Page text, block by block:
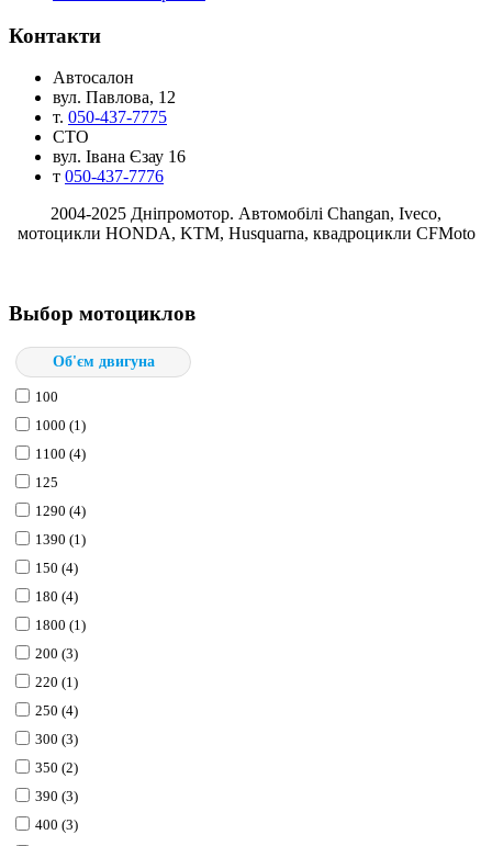
Контакти
Автосалон
вул. Павлова, 12
т. 050-437-7775
СТО
вул. Івана Єзау 16
т 050-437-7776
2004-2025 Днiпромотор. Автомобілі Changan, Iveco,
мотоцикли HONDA, KTM, Husquarna, квадроцикли CFMoto
Выбор мотоциклов
Об'єм двигуна
100
1000 (1)
1100 (4)
125
1290 (4)
1390 (1)
150 (4)
180 (4)
1800 (1)
200 (3)
220 (1)
250 (4)
300 (3)
350 (2)
390 (3)
400 (3)